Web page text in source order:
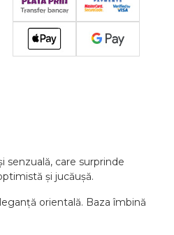
senzuală, care surprinde
și jucăușă.
orientală. Baza îmbină